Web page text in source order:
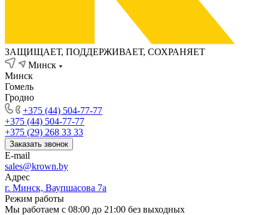
ЗАЩИЩАЕТ, ПОДДЕРЖИВАЕТ, СОХРАНЯЕТ
Минск
Минск
Гомель
Гродно
+375 (44) 504-77-77
+375 (44) 504-77-77
+375 (29) 268 33 33
Заказать звонок
E-mail
sales@krown.by
Адрес
г. Минск, Ваупшасова 7а
Режим работы
Мы работаем с 08:00 до 21:00 без выходных